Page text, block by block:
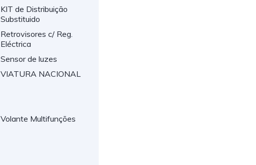
KIT de Distribuição
Substituido
Retrovisores c/ Reg.
Eléctrica
Sensor de luzes
VIATURA NACIONAL
Volante Multifunções